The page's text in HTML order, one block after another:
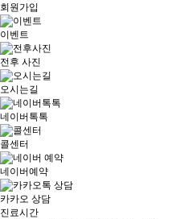
회원가입
이벤트
전후 사진
오시는길
네이버톡톡
콜센터
네이버예약
카카오 상담
진료시간